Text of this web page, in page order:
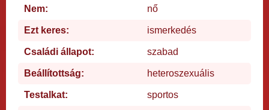
Nem: nő
Ezt keres: ismerkedés
Családi állapot: szabad
Beállítottság: heteroszexuális
Testalkat: sportos